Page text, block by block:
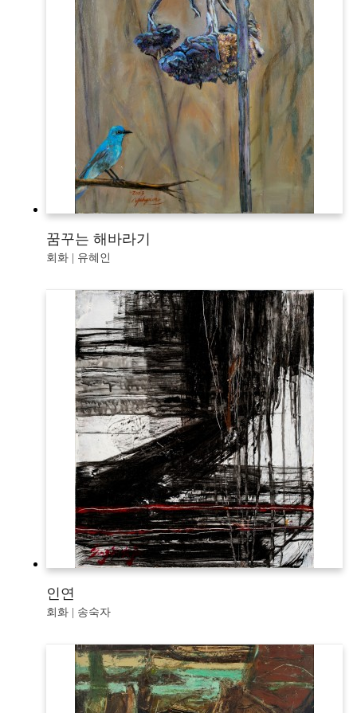
꿈꾸는 해바라기
회화 | 유혜인
인연
회화 | 송숙자